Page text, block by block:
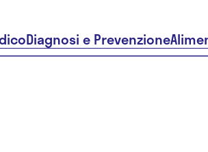
Diagnosi e Prevenzione